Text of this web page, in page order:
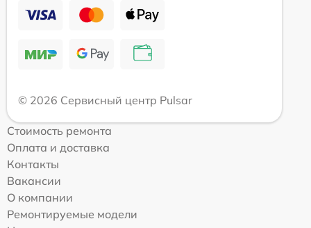
© 2026 Сервисный центр Pulsar
Стоимость ремонта
Оплата и доставка
Контакты
Вакансии
О компании
Ремонтируемые модели